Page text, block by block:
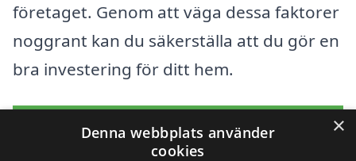
företaget. Genom att väga dessa faktorer
noggrant kan du säkerställa att du gör en
bra investering för ditt hem.
Få 3 erbjudanden, gratis och utan
×
Denna webbplats använder
cookies